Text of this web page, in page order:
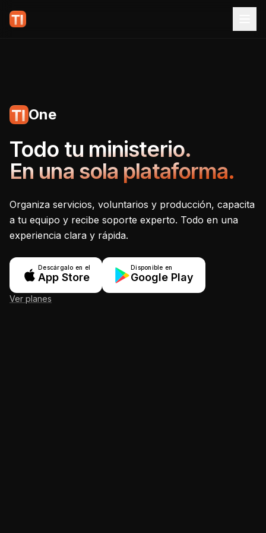
One
Tecnoiglesia One -
Todo tu ministerio.
En una sola plataforma.
Organiza servicios, voluntarios y producción, capacita
a tu equipo y recibe soporte experto. Todo en una
experiencia clara y rápida.
Descárgalo en el
App Store
Disponible en
Google Play
Ver planes